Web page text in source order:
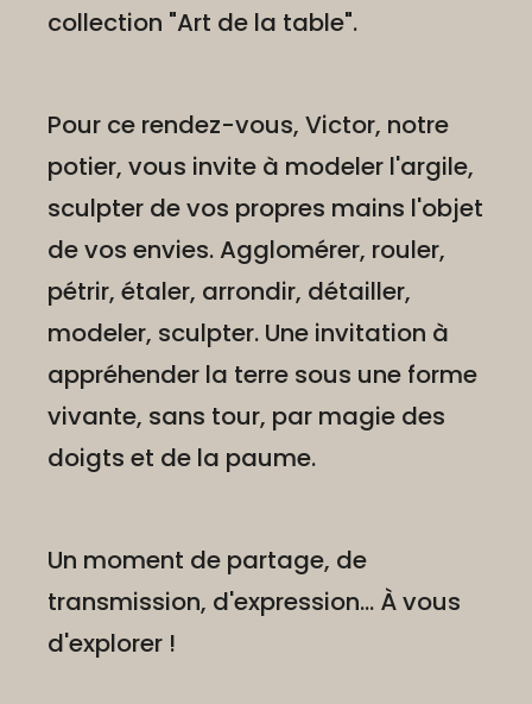
collection "Art de la table".
Pour ce rendez-vous, Victor, notre
potier, vous invite à modeler l'argile,
sculpter de vos propres mains l'objet
de vos envies. Agglomérer, rouler,
pétrir, étaler, arrondir, détailler,
modeler, sculpter. Une invitation à
appréhender la terre sous une forme
vivante, sans tour, par magie des
doigts et de la paume.
Un moment de partage, de
transmission, d'expression... À vous
d'explorer !